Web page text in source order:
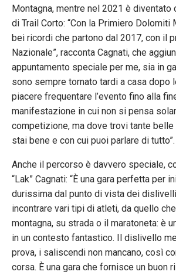
Montagna, mentre nel 2021 è diventato
di Trail Corto: “Con la Primiero Dolomiti
bei ricordi che partono dal 2017, con il
Nazionale”, racconta Cagnati, che
appuntamento speciale per me, sia in
sono sempre tornato tardi a casa dopo
piacere frequentare l’evento fino alla
manifestazione in cui non si pensa
competizione, ma dove trovi tante
stai bene e con cui puoi parlare di tutto”.
Anche il percorso è davvero speciale,
“Lak” Cagnati: “È una gara perfetta per
durissima dal punto di vista dei
incontrare vari tipi di atleti, da quello
montagna, su strada o il maratoneta: è
in un contesto fantastico. Il dislivello
prova, i saliscendi non mancano, così
corsa. È una gara che fornisce un buon